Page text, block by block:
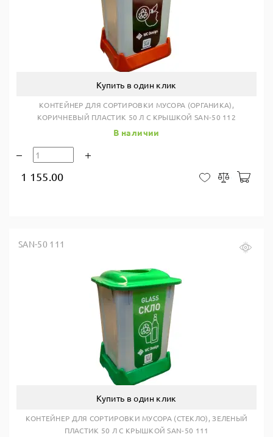
Купить в один клик
КОНТЕЙНЕР ДЛЯ СОРТИРОВКИ МУСОРА (ОРГАНИКА),
КОРИЧНЕВЫЙ ПЛАСТИК 50 Л С КРЫШКОЙ SAN-50 112
В наличии
1 155.00 В закладки
Сравнить
SAN-50 111
Купить в один клик
КОНТЕЙНЕР ДЛЯ СОРТИРОВКИ МУСОРА (СТЕКЛО), ЗЕЛЕНЫЙ
ПЛАСТИК 50 Л С КРЫШКОЙ SAN-50 111